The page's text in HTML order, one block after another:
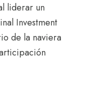
liderar un
Investment
de la naviera